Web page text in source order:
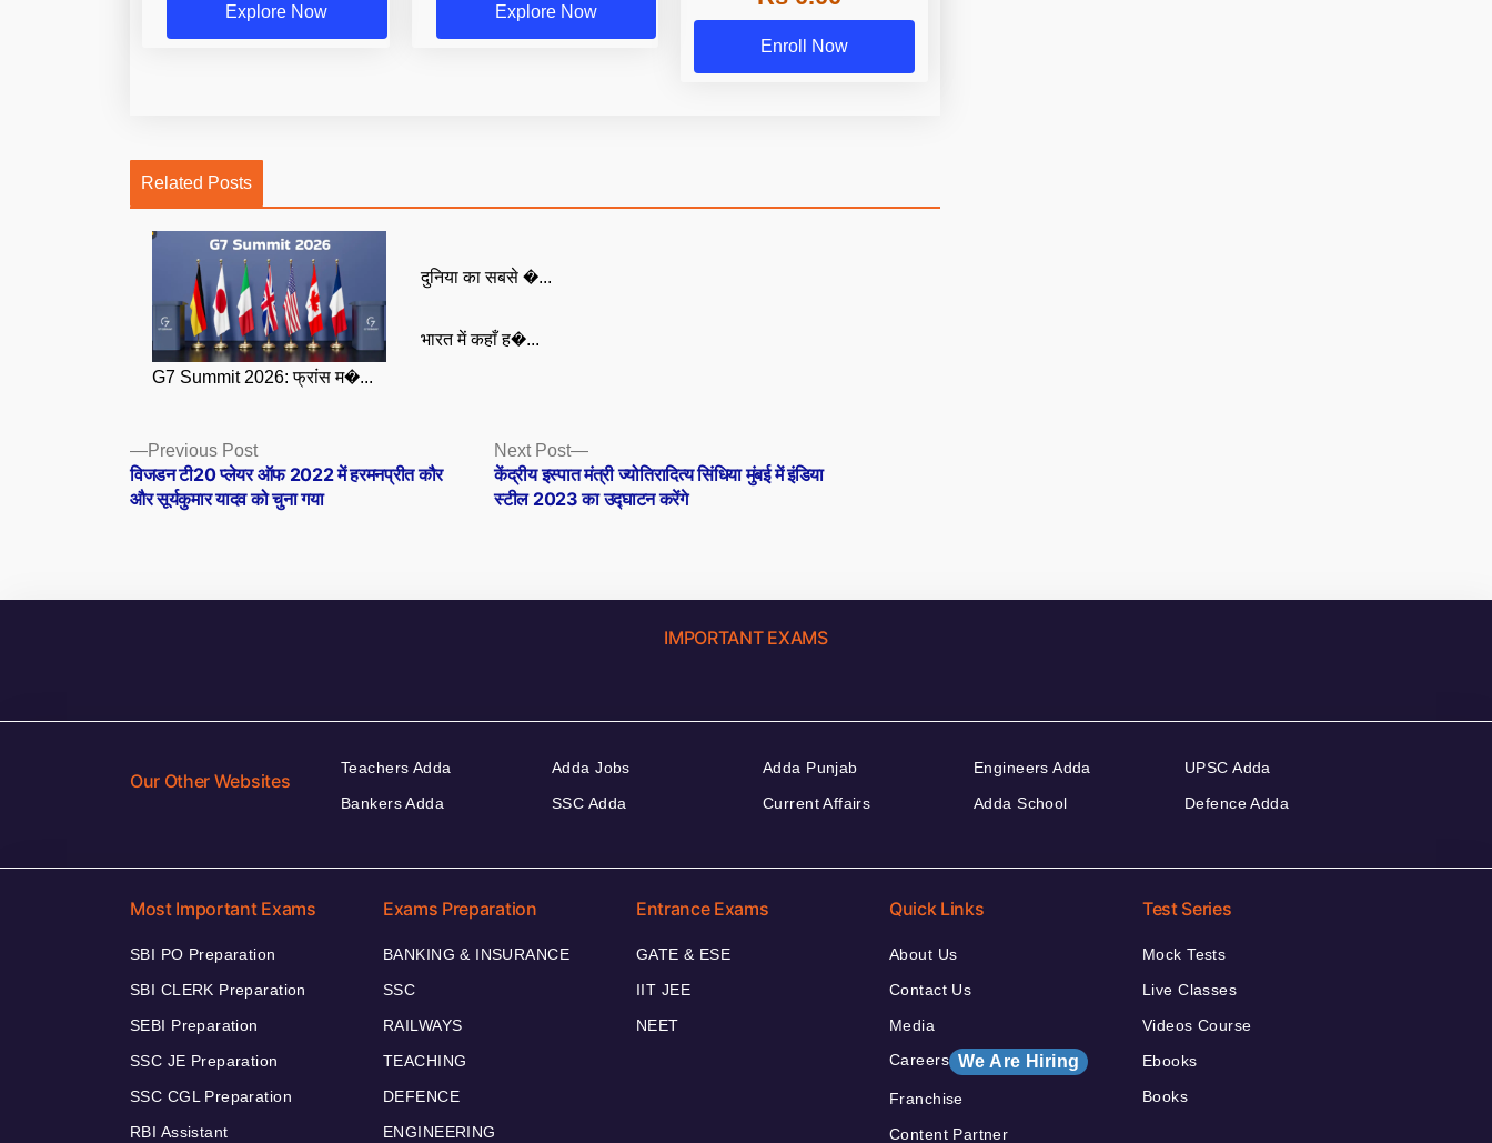
Explore Now Explore Now
Enroll Now
Related Posts
G7 Summit 2026: फ्रांस म�...
दुनिया का सबसे �...
भारत में कहाँ ह�...
Posts
navigation
Previous PostPrevious
post:
विजडन टी20 प्लेयर ऑफ 2022 में हरमनप्रीत कौर
और सूर्यकुमार यादव को चुना गया
Next Post
Next
post:
केंद्रीय इस्पात मंत्री ज्योतिरादित्य सिंधिया मुंबई में इंडिया
स्टील 2023 का उद्घाटन करेंगे
IMPORTANT EXAMS
Our Other Websites
Teachers Adda
Bankers Adda
Adda Jobs
SSC Adda
Adda Punjab
Current Affairs
Engineers Adda
Adda School
UPSC Adda
Defence Adda
Most Important Exams
SBI PO Preparation
SBI CLERK Preparation
SEBI Preparation
SSC JE Preparation
SSC CGL Preparation
RBI Assistant
Exams Preparation
BANKING & INSURANCE
SSC
RAILWAYS
TEACHING
DEFENCE
ENGINEERING
Entrance Exams
GATE & ESE
IIT JEE
NEET
Quick Links
About Us
Contact Us
Media
Careers We Are Hiring
Franchise
Content Partner
Test Series
Mock Tests
Live Classes
Videos Course
Ebooks
Books